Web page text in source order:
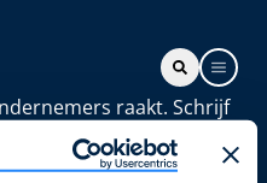
raakt. Schrijf